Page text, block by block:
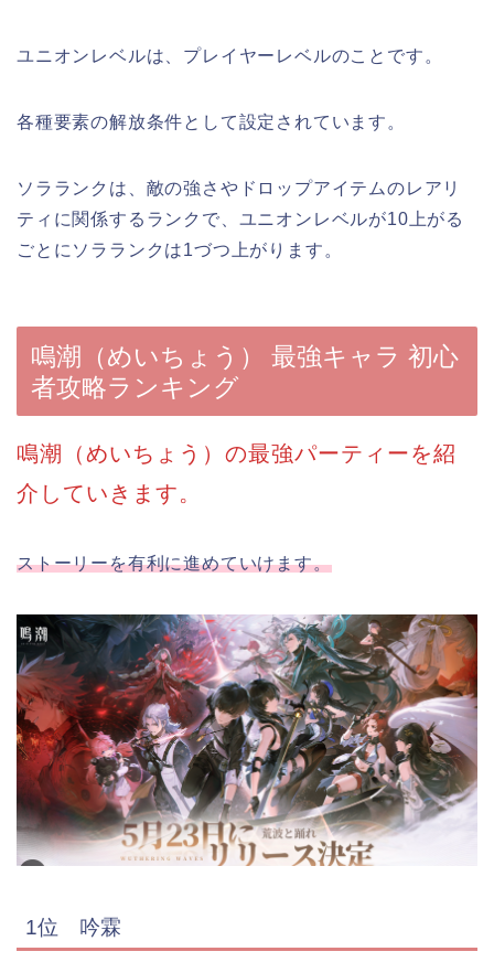
ユニオンレベルは、プレイヤーレベルのことです。
各種要素の解放条件として設定されています。
ソラランクは、敵の強さやドロップアイテムのレアリ
ティに関係するランクで、ユニオンレベルが10上がる
ごとにソラランクは1づつ上がります。
鳴潮（めいちょう） 最強キャラ 初心
者攻略ランキング
鳴潮（めいちょう）の最強パーティーを紹
介していきます。
ストーリーを有利に進めていけます。
1位 吟霖